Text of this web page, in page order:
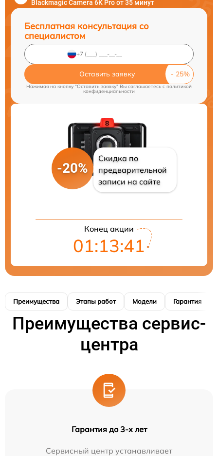
Blackmagic Camera 6K Pro от 35 минут
Бесплатная консультация со
специалистом
Оставить заявку
Нажимая на кнопку "Оставить заявку" Вы соглашаетесь cполитикой
конфиденциальности
-20%
Скидка по
предварительной
записи на сайте
Конец акции
01:13:40
Преимущества Этапы работ Модели Гарантия
Преимущества сервис-
центра
Гарантия до 3-х лет
Сервисный центр устанавливает